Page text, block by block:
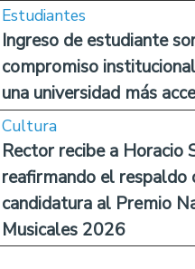
Estudiantes
Ingreso de estudiante
compromiso
una universidad más
Cultura
Rector recibe a Horacio
reafirmando el respaldo
candidatura al Premio
Musicales 2026